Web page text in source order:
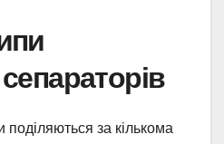
поділяються за кількома